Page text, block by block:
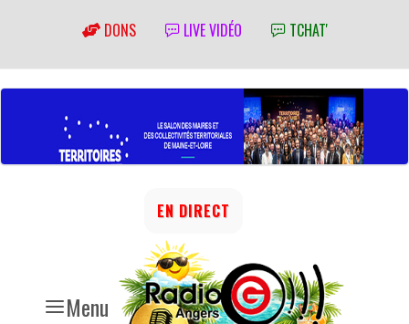
DONS LIVE VIDÉO TCHAT'
Menu
EN DIRECT